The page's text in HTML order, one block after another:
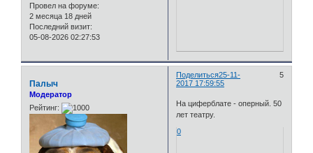
Провел на форуме:
2 месяца 18 дней
Последний визит:
05-08-2026 02:27:53
Поделиться 5
25-11-
2017 17:59:55
Палыч
Модератор
Рейтинг:
На циферблате - оперный. 50
лет театру.
0